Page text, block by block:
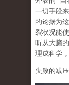
一切手段
的论据为
裂状况能
听从大脑
理成科学 。
失败的减压